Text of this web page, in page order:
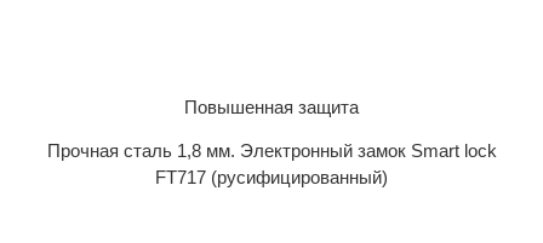
Повышенная защита
Прочная сталь 1,8 мм. Электронный замок Smart lock
FT717 (русифицированный)